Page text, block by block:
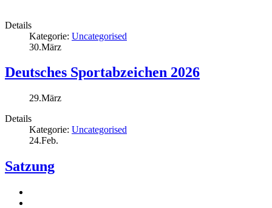
Details
Kategorie: Uncategorised
30.März
Deutsches Sportabzeichen 2026
29.März
Details
Kategorie: Uncategorised
24.Feb.
Satzung